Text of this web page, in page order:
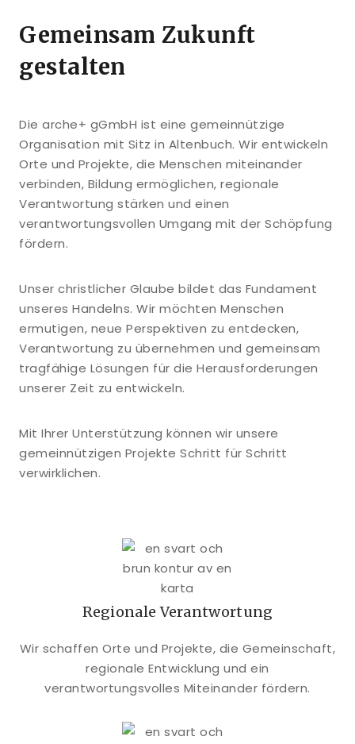
Gemeinsam Zukunft
gestalten
Die arche+ gGmbH ist eine gemeinnützige
Organisation mit Sitz in Altenbuch. Wir entwickeln
Orte und Projekte, die Menschen miteinander
verbinden, Bildung ermöglichen, regionale
Verantwortung stärken und einen
verantwortungsvollen Umgang mit der Schöpfung
fördern.
Unser christlicher Glaube bildet das Fundament
unseres Handelns. Wir möchten Menschen
ermutigen, neue Perspektiven zu entdecken,
Verantwortung zu übernehmen und gemeinsam
tragfähige Lösungen für die Herausforderungen
unserer Zeit zu entwickeln.
Mit Ihrer Unterstützung können wir unsere
gemeinnützigen Projekte Schritt für Schritt
verwirklichen.
Regionale Verantwortung
Wir schaffen Orte und Projekte, die Gemeinschaft,
regionale Entwicklung und ein
verantwortungsvolles Miteinander fördern.